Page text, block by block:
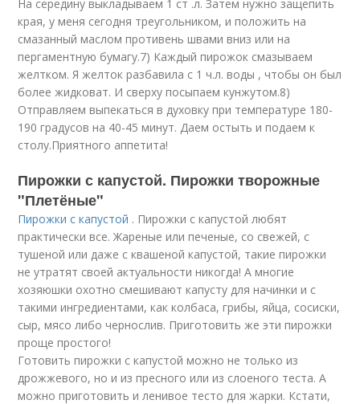
На середину выкладываем 1 ст .л. Затем нужно защепить
края, у меня сегодня треугольником, и положить на
смазанный маслом противень швами вниз или на
пергаментную бумагу.7) Каждый пирожок смазываем
желтком. Я желток разбавила с 1 ч.л. воды , чтобы он был
более жидковат. И сверху посыпаем кунжутом.8)
Отправляем выпекаться в духовку при температуре 180-
190 градусов на 40-45 минут. Даем остыть и подаем к
столу.Приятного аппетита!
Пирожки с капустой. Пирожки творожные
"Плетёные"
Пирожки с капустой . Пирожки с капустой любят
практически все. Жареные или печеные, со свежей, с
тушеной или даже с квашеной капустой, такие пирожки
не утратят своей актуальности никогда! А многие
хозяюшки охотно смешивают капусту для начинки и с
такими ингредиентами, как колбаса, грибы, яйца, сосиски,
сыр, мясо либо чернослив. Приготовить же эти пирожки
проще простого!
Готовить пирожки с капустой можно не только из
дрожжевого, но и из пресного или из слоеного теста. А
можно приготовить и ленивое тесто для жарки. Кстати,